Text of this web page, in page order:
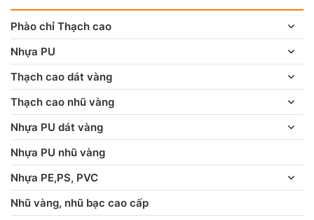
Phào chỉ Thạch cao
Nhựa PU
Thạch cao dát vàng
Thạch cao nhũ vàng
Nhựa PU dát vàng
Nhựa PU nhũ vàng
Nhựa PE,PS, PVC
Nhũ vàng, nhũ bạc cao cấp